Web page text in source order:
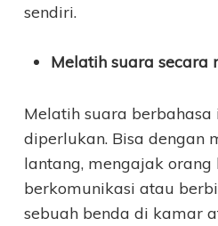
sendiri.
Melatih suara secara
Melatih suara
diperlukan. Bisa dengan
lantang, mengajak
berkomunikasi atau
sebuah benda di kamar